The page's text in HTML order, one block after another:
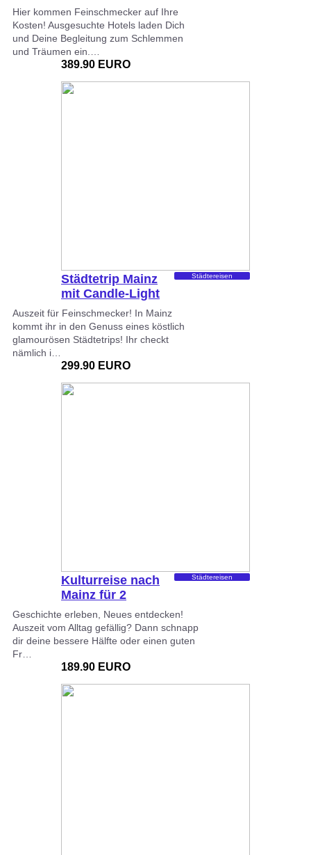
Hier kommen Feinschmecker auf Ihre
Kosten! Ausgesuchte Hotels laden Dich
und Deine Begleitung zum Schlemmen
und Träumen ein.…
389.90 EURO
Städtetrip Mainz
mit Candle-Light
Dinner…
Städtereisen
Auszeit für Feinschmecker! In Mainz
kommt ihr in den Genuss eines köstlich
glamourösen Städtetrips! Ihr checkt
nämlich i…
299.90 EURO
Kulturreise nach
Mainz für 2
Städtereisen
Geschichte erleben, Neues entdecken!
Auszeit vom Alltag gefällig? Dann schnapp
dir deine bessere Hälfte oder einen guten
Fr…
189.90 EURO